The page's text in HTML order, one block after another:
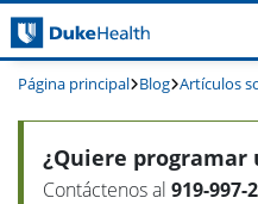
Saltar navegación
Página principal Blog Artículos
¿Quiere programar
Contáctenos al 919-997-